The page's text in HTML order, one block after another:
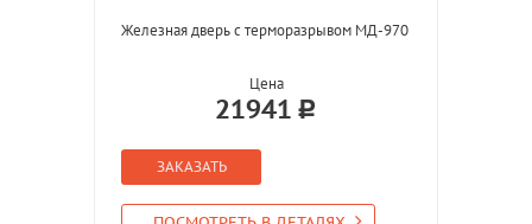
Железная дверь с терморазрывом МД-970
Цена
21941
ЗАКАЗАТЬ